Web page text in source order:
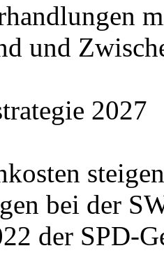
und
2027
bei der
der SPD-